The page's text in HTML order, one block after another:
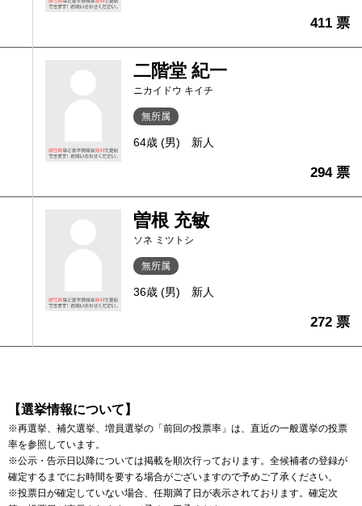
411 票
二階堂 紀一
ニカイドウ キイチ
無所属
64歳 (男) 新人
294 票
曽根 充敏
ソネ ミツトシ
無所属
36歳 (男) 新人
272 票
【選挙情報について】
※再選挙、補欠選挙、増員選挙の「前回の投票率」は、直近の一般選挙の投票
率を参照しています。
※公示・告示日以降については掲載を順次行っております。全候補者の登録が
確定するまでにお時間を要する場合がございますので予めご了承ください。
※投票日が確定していない場合、任期満了日が表示されております。確定次